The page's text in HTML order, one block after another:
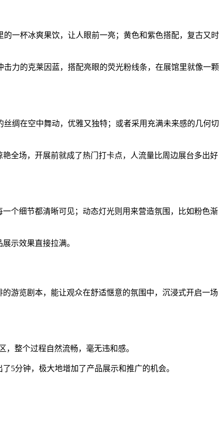
一杯冰爽果饮，让人眼前一亮；黄色和紫色搭配，复古又时
力的克莱因蓝，搭配亮眼的荧光粉线条，在展馆里就像一颗
绸在空中舞动，优雅又独特；或者采用充满未来感的几何切
全场，开展前就成了热门打卡点，人流量比周边展台多出好
个细节都清晰可见；动态灯光则用来营造氛围，比如粉色渐
示效果直接拉满。
游览剧本，能让观众在舒适惬意的氛围中，沉浸式开启一场
整个过程自然流畅，毫无违和感。
5分钟，极大地增加了产品展示和推广的机会。